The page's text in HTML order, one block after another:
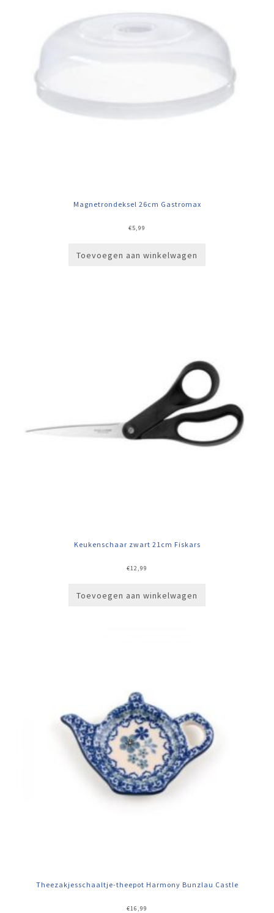
Magnetrondeksel 26cm Gastromax
€5,99
Toevoegen aan winkelwagen
Keukenschaar zwart 21cm Fiskars
€12,99
Toevoegen aan winkelwagen
Theezakjesschaaltje-theepot Harmony Bunzlau Castle
€16,99